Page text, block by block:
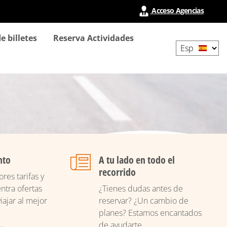
Acceso Agencias
billetes
Reserva Actividades
your
tarifas y
ofertas
al mejor
A tu lado en todo el
recorrido
¿Tienes dudas antes de
reservar? ¿Un cambio de
planes? Estamos encantados